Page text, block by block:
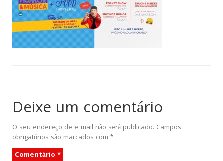
Deixe um comentário
O seu endereço de e-mail não será publicado. Campos
obrigatórios são marcados com *
Comentário *